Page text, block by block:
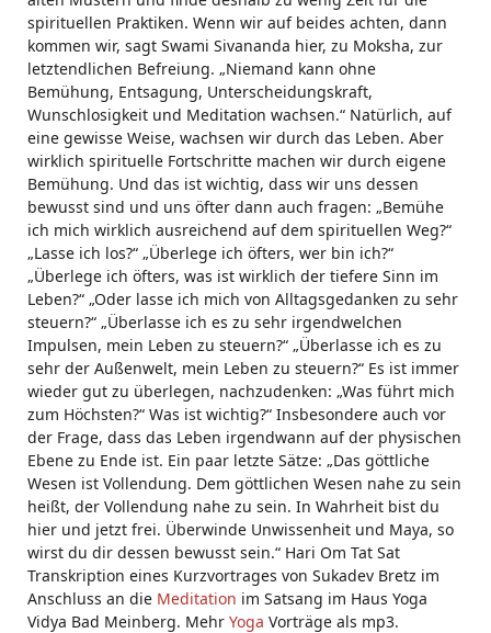
spirituellen Praktiken. Wenn wir auf beides achten, dann
kommen wir, sagt Swami Sivananda hier, zu Moksha, zur
letztendlichen Befreiung. „Niemand kann ohne
Bemühung, Entsagung, Unterscheidungskraft,
Wunschlosigkeit und Meditation wachsen.“ Natürlich, auf
eine gewisse Weise, wachsen wir durch das Leben. Aber
wirklich spirituelle Fortschritte machen wir durch eigene
Bemühung. Und das ist wichtig, dass wir uns dessen
bewusst sind und uns öfter dann auch fragen: „Bemühe
ich mich wirklich ausreichend auf dem spirituellen Weg?“
„Lasse ich los?“ „Überlege ich öfters, wer bin ich?“
„Überlege ich öfters, was ist wirklich der tiefere Sinn im
Leben?“ „Oder lasse ich mich von Alltagsgedanken zu sehr
steuern?“ „Überlasse ich es zu sehr irgendwelchen
Impulsen, mein Leben zu steuern?“ „Überlasse ich es zu
sehr der Außenwelt, mein Leben zu steuern?“ Es ist immer
wieder gut zu überlegen, nachzudenken: „Was führt mich
zum Höchsten?“ Was ist wichtig?“ Insbesondere auch vor
der Frage, dass das Leben irgendwann auf der physischen
Ebene zu Ende ist. Ein paar letzte Sätze: „Das göttliche
Wesen ist Vollendung. Dem göttlichen Wesen nahe zu sein
heißt, der Vollendung nahe zu sein. In Wahrheit bist du
hier und jetzt frei. Überwinde Unwissenheit und Maya, so
wirst du dir dessen bewusst sein.“ Hari Om Tat Sat
Transkription eines Kurzvortrages von Sukadev Bretz im
Anschluss an die Meditation im Satsang im Haus Yoga
Vidya Bad Meinberg. Mehr Yoga Vorträge als mp3.